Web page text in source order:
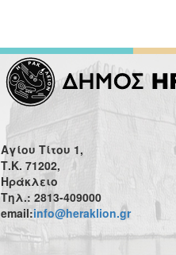
Αγίου Τίτου 1,
Τ.Κ. 71202,
Ηράκλειο
Τηλ.: 2813-409000
email:info@heraklion.gr